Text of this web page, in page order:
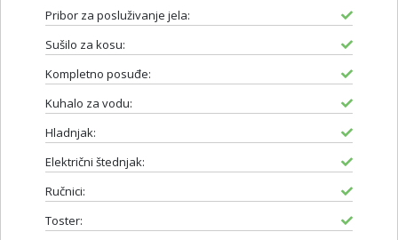
Pribor za posluživanje jela:
Sušilo za kosu:
Kompletno posuđe:
Kuhalo za vodu:
Hladnjak:
Električni štednjak:
Ručnici:
Toster: